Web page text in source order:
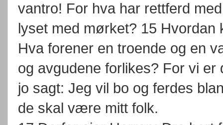
vantro! For hva har rettferd
lyset med mørket? 15
Hva forener en troende og en
og avgudene forlikes? For vi
jo sagt: Jeg vil bo og ferdes
de skal være mitt folk.